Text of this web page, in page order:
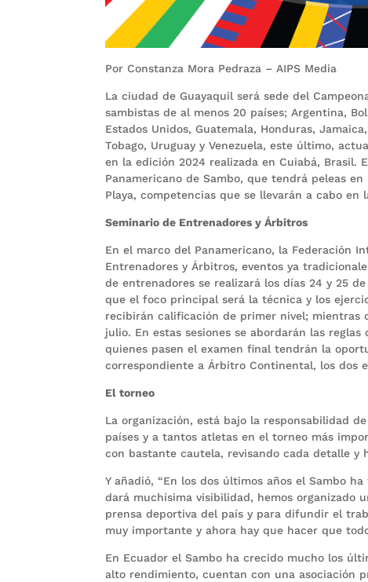
Por Constanza Mora Pedraza – AIPS Media
La ciudad de Guayaquil será sede del
sambistas de al menos 20 países; Argentina,
Estados Unidos, Guatemala, Honduras,
Tobago, Uruguay y Venezuela, este último,
en la edición 2024 realizada en Cuiabá, Brasil.
Panamericano de Sambo, que tendrá peleas en
Playa, competencias que se llevarán a cabo en
Seminario de Entrenadores y Árbitros
En el marco del Panamericano, la Federación
Entrenadores y Árbitros, eventos ya
de entrenadores se realizará los días 24 y 25
que el foco principal será la técnica y los
recibirán calificación de primer nivel; mientras
julio. En estas sesiones se abordarán las
quienes pasen el examen final tendrán la
correspondiente a Árbitro Continental, los dos
El torneo
La organización, está bajo la responsabilidad
países y a tantos atletas en el torneo más
con bastante cautela, revisando cada detalle y
Y añadió, “En los dos últimos años el Sambo
dará muchísima visibilidad, hemos organizado
prensa deportiva del país y para difundir el
muy importante y ahora hay que hacer que
En Ecuador el Sambo ha crecido mucho los
alto rendimiento, cuentan con una asociación